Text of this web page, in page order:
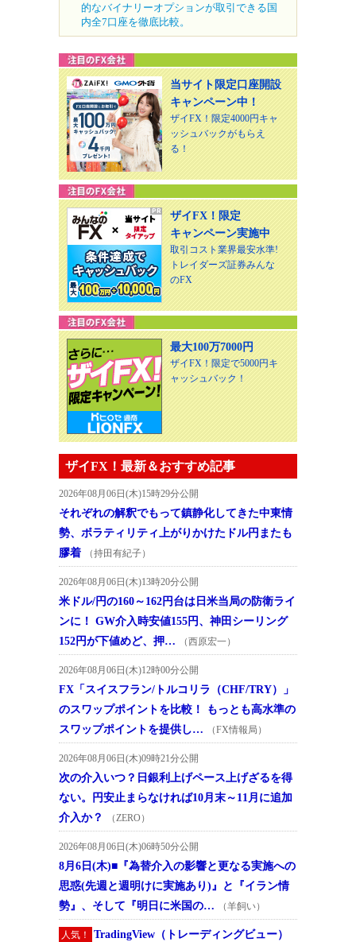
的なバイナリーオプションが取引できる国
内全7口座を徹底比較。
当サイト限定口座開設
キャンペーン中！
ザイFX！限定4000円キャ
ッシュバックがもらえ
る！
ザイFX！限定
キャンペーン実施中
取引コスト業界最安水準!
トレイダーズ証券みんな
のFX
最大100万7000円
ザイFX！限定で5000円キ
ャッシュバック！
ザイFX！最新＆おすすめ記事
2026年08月06日(木)15時29分公開
それぞれの解釈でもって鎮静化してきた中東情
勢、ボラティリティ上がりかけたドル円またも
膠着
（持田有紀子）
2026年08月06日(木)13時20分公開
米ドル/円の160～162円台は日米当局の防衛ライ
ンに！ GW介入時安値155円、神田シーリング
152円が下値めど、押…
（西原宏一）
2026年08月06日(木)12時00分公開
FX「スイスフラン/トルコリラ（CHF/TRY）」
のスワップポイントを比較！ もっとも高水準の
スワップポイントを提供し…
（FX情報局）
2026年08月06日(木)09時21分公開
次の介入いつ？日銀利上げペース上げざるを得
ない。円安止まらなければ10月末～11月に追加
介入か？
（ZERO）
2026年08月06日(木)06時50分公開
8月6日(木)■『為替介入の影響と更なる実施への
思惑(先週と週明けに実施あり)』と『イラン情
勢』、そして『明日に米国の…
（羊飼い）
人気！ TradingView（トレーディングビュー）